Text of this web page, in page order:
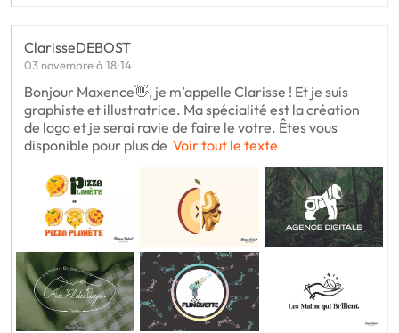
ClarisseDEBOST
03 novembre à 18:14
Bonjour Maxence👋, je m’appelle Clarisse ! Et je suis
graphiste et illustratrice. Ma spécialité est la création
de logo et je serai ravie de faire le votre. Êtes vous
disponible pour plus de Voir tout le texte